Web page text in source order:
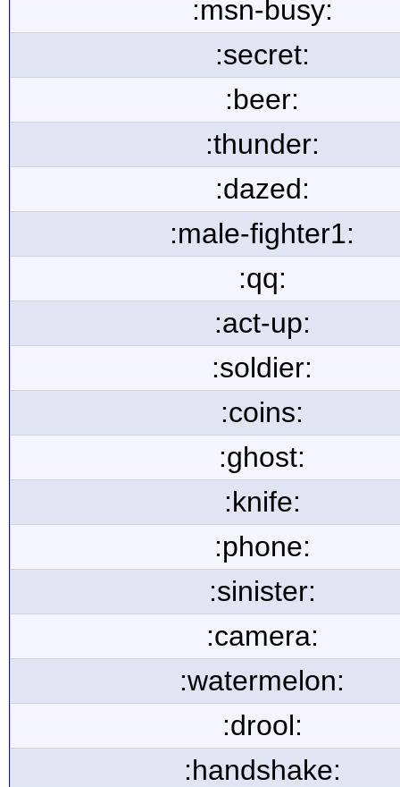
:msn-busy:
:secret:
:beer:
:thunder:
:dazed:
:male-fighter1:
:qq:
:act-up:
:soldier:
:coins:
:ghost:
:knife:
:phone:
:sinister:
:camera:
:watermelon:
:drool:
:handshake: